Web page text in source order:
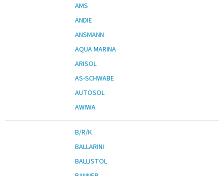
AMS
ANDIE
ANSMANN
AQUA MARINA
ARISOL
AS-SCHWABE
AUTOSOL
AWIWA
B/R/K
BALLARINI
BALLISTOL